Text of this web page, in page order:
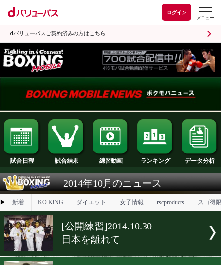
ログイン
dバリューパスご契約済みの方はこちら
試合日程 試合結果 練習動画 ランキング
2014年10月のニュース
▶ 新着 KO KiNG ダイエット